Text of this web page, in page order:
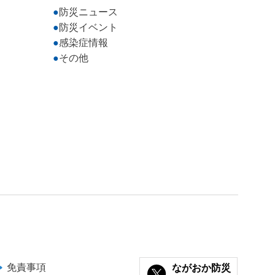
防災ニュース
防災イベント
感染症情報
その他
免責事項